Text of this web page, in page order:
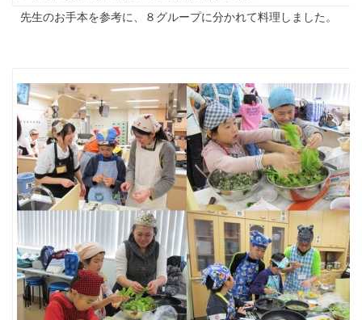
先生のお手本を参考に、８グループに分かれて料理しました。